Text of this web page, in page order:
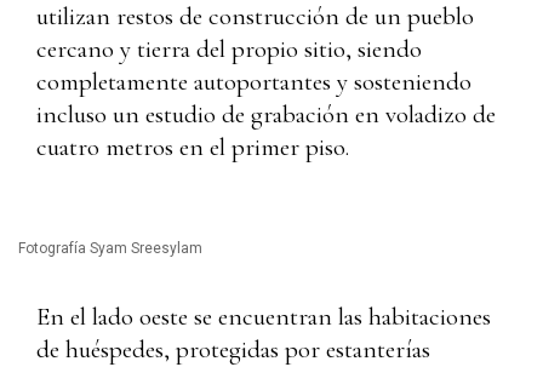
utilizan restos de construcción de un pueblo
cercano y tierra del propio sitio, siendo
completamente autoportantes y sosteniendo
incluso un estudio de grabación en voladizo de
cuatro metros en el primer piso.
Fotografía Syam Sreesylam
En el lado oeste se encuentran las habitaciones
de huéspedes, protegidas por estanterías